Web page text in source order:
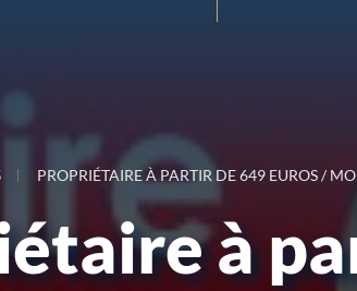
PROPRIÉTAIRE À PARTIR DE 649 EUROS /
à